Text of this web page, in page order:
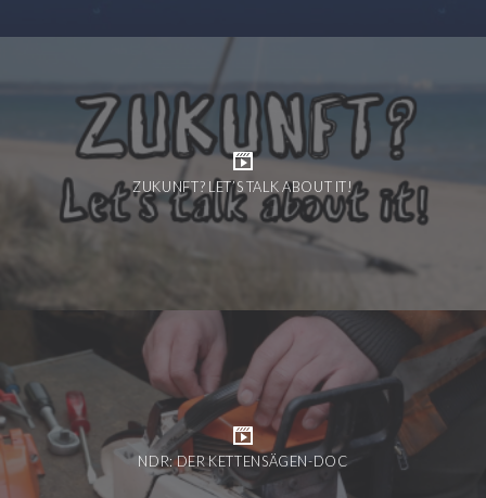
ZUKUNFT? LET’S TALK ABOUT IT!
NDR: DER KETTENSÄGEN-DOC